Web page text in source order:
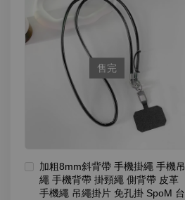
售完
加粗8mm斜背帶 手機掛繩 手機吊
繩 手機背帶 掛頸繩 側背帶 皮革
手機繩 吊繩掛片 免孔掛 SpoM 台